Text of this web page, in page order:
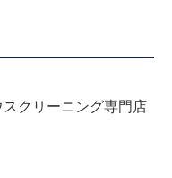
クリーニング専門店